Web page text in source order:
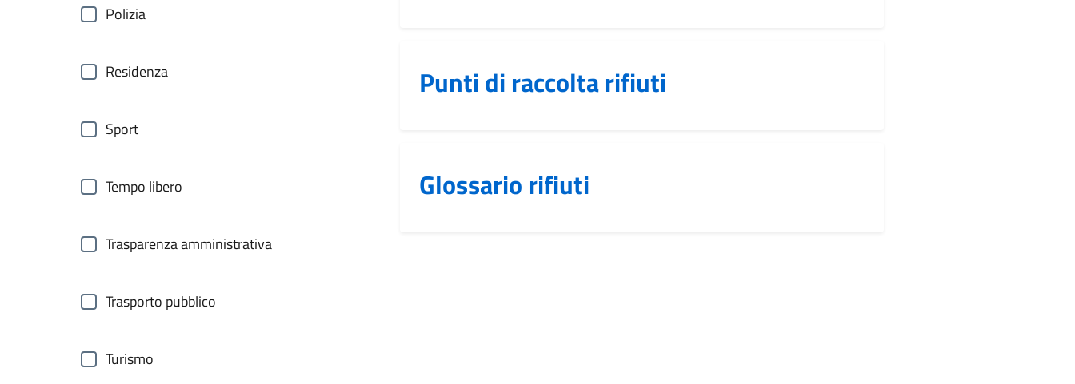
Polizia
Residenza
Sport
Tempo libero
Trasparenza amministrativa
Trasporto pubblico
Turismo
Punti di raccolta rifiuti
Glossario rifiuti